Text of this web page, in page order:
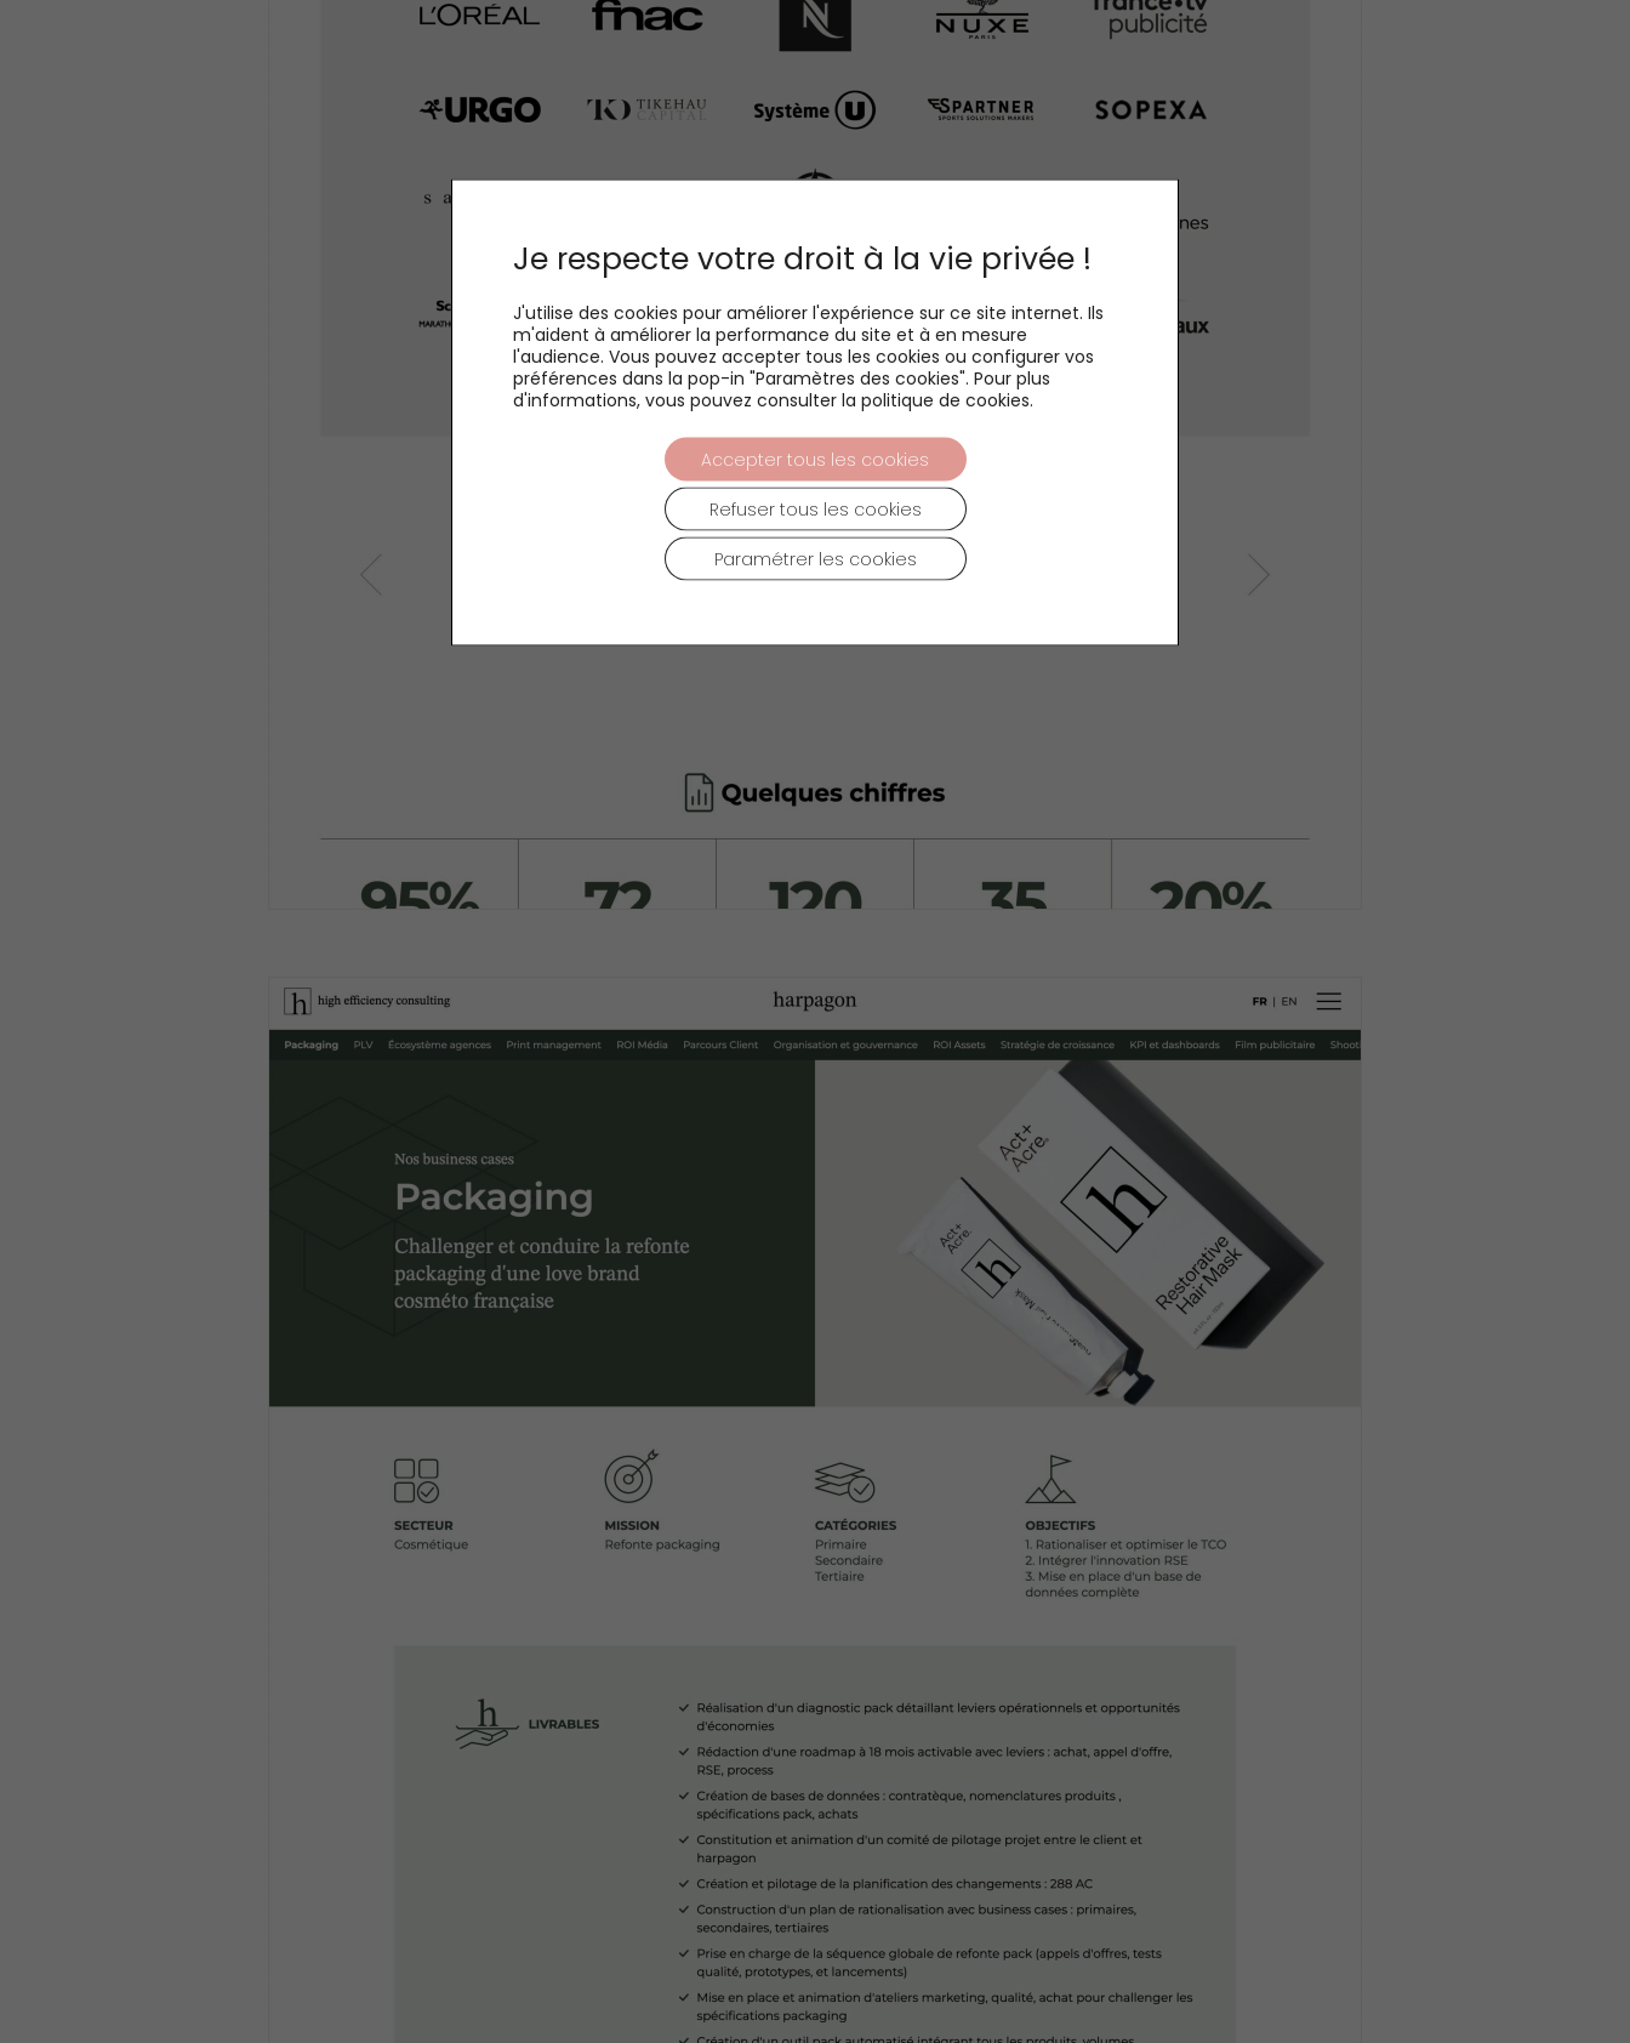
Je respecte votre droit à la vie privée !
J'utilise des cookies pour améliorer l'expérience sur ce site internet. Ils
m'aident à améliorer la performance du site et à en mesure
l'audience. Vous pouvez accepter tous les cookies ou configurer vos
préférences dans la pop-in "Paramètres des cookies". Pour plus
d'informations, vous pouvez consulter la politique de cookies.
Accepter tous les cookies
Refuser tous les cookies
Paramétrer les cookies